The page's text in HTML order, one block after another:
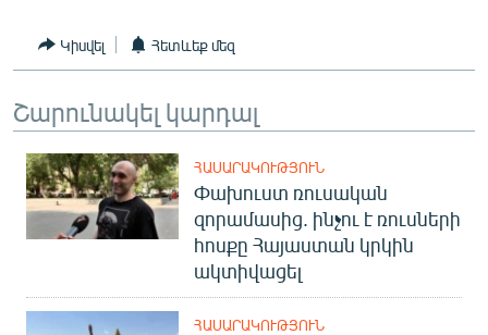
ԿՈՐՈՆԱՎԻՐՈՒՍ
ՏԵՍԱՆՅՈՒԹԵՐ
ԲԱՆԱՎԵՃ
ՁԳՏԵԼՈՎ ԼԱՎԱԳՈՒՅՆԻՆ
Հայերեն
Կիսվել Հետևեք մեզ
Շարունակել կարդալ
ՀԱՍԱՐԱԿՈՒԹՅՈՒՆ
Փախուստ ռուսական
զորամասից. ինչու է ռուսների
հոսքը Հայաստան կրկին
ակտիվացել
ՀԱՍԱՐԱԿՈՒԹՅՈՒՆ